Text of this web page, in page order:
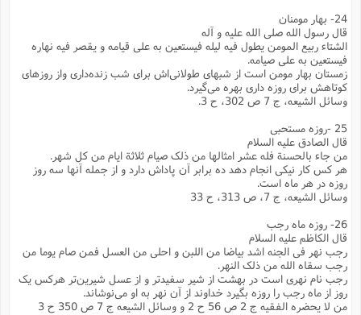
24- بهار مومنان
قال رسول الله صلی الله علیه و آله
الشتاء ربیع المومن یطول فیه لیله فیستعین به علی قیامه و یقصر فیه نهاره
فیستعین به علی صیامه.
زمستان بهار مومن است از شبهای طولانی‌اش برای شب زنده‌داری واز روزهای
کوتاهش برای روزه داری بهره می‌گیرد.
وسائل الشیعه، ج 7 ص 302، ح 3.
25 -روزه مستحبی
قال الصادق علیه السلام
من جاء بالحسنة فله عشر امثالها من ذلک صیام ثلاثة ایام من کل شهر.
هر کس کار نیکی انجام دهد ده برابر آن پاداش دارد و از جمله آنها سه روز
روزه در هر ماه است.
وسائل الشیعه، ج 7، ص 313، ح 33
26- روزه ماه رجب
قال الکاظم علیه السلام
رجب نهر فی الجنه اشد بیاضا من اللبن و احلی من العسل فمن صام یوما من
رجب سقاه الله من ذلک النهر.
رجب نام نهری است در بهشت از شیر سفیدتر و از عسل شیرین‌تر هرکس یک
روز از ماه رجب را روزه بگیرد خداوند از آن نهر به او می‌نوشاند.
من لا یحضره الفقیه ج 2 ص 56 ح 2 و وسائل الشیعه ج 7 ص 350 ح 3